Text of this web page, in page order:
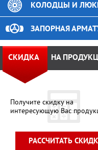
КОЛОДЦЫ И
ЗАПОРНАЯ
Получите скидку на
интересующую Вас
СКИДКА НА
РАССЧИТАТЬ